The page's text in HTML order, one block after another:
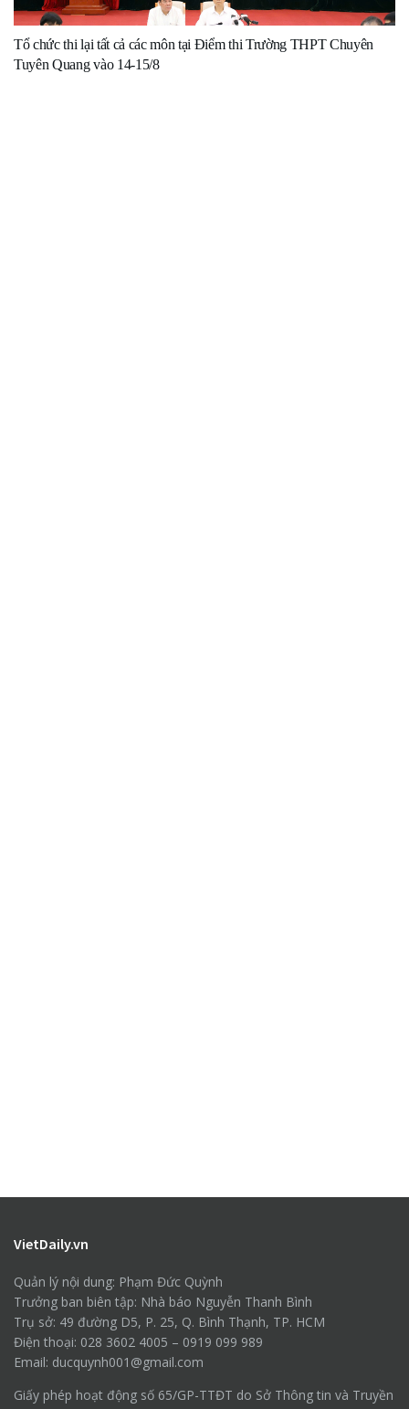
Tổ chức thi lại tất cả các môn tại Điểm thi Trường THPT Chuyên
Tuyên Quang vào 14-15/8
VietDaily.vn
Quản lý nội dung: Phạm Đức Quỳnh
Trưởng ban biên tập: Nhà báo Nguyễn Thanh Bình
Trụ sở: 49 đường D5, P. 25, Q. Bình Thạnh, TP. HCM
Điện thoại: 028 3602 4005 – 0919 099 989
Email: ducquynh001@gmail.com
Giấy phép hoạt động số 65/GP-TTĐT do Sở Thông tin và Truyền